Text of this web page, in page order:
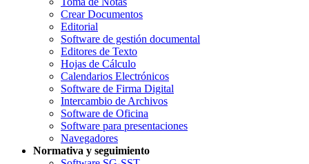
Crear Documentos
Editorial
Software de gestión documental
Editores de Texto
Hojas de Cálculo
Calendarios Electrónicos
Software de Firma Digital
Intercambio de Archivos
Software de Oficina
Software para presentaciones
Navegadores
Normativa y seguimiento